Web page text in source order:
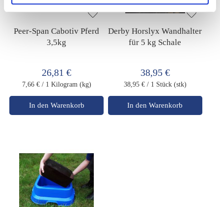
Peer-Span Cabotiv Pferd
3,5kg
26,81 €
7,66 € / 1 Kilogram (kg)
In den Warenkorb
Derby Horslyx Wandhalter
für 5 kg Schale
38,95 €
38,95 € / 1 Stück (stk)
In den Warenkorb